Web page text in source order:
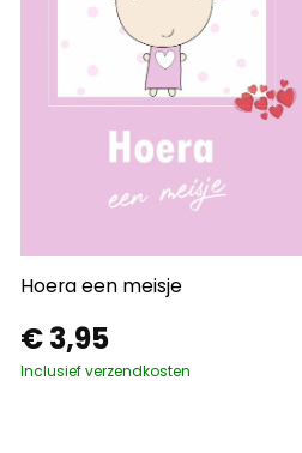
Hoera een meisje
€3,95
Inclusief verzendkosten